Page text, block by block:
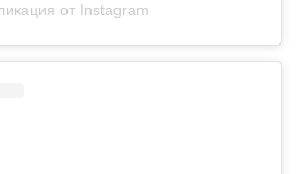
от Instagram